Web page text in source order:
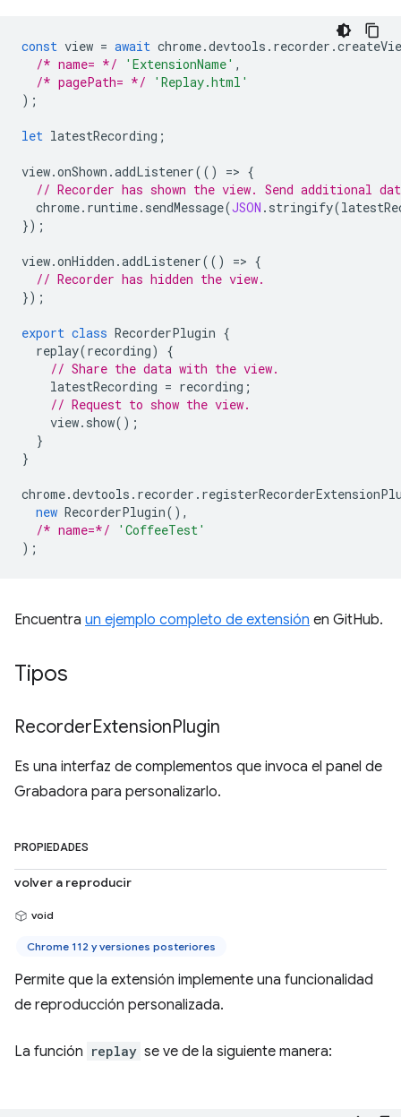
const view = await chrome.devtools . recorder .
/* name= */
'ExtensionName' ,
/* pagePath= */
'Replay.html'
);
let latestRecording ;
view.onShown .addListener(() => {
// Recorder has shown the view. Send additional
chrome. runtime. sendMessage(JSON . stringify(
});
view.onHidden .addListener(() => {
// Recorder has hidden the view.
});
export class RecorderPlugin {
replay(recording)
{
// Share the data with the view.
latestRecording = recording ;
// Request to show the view.
view. show();
}
}
chrome.devtools . recorder .
new RecorderPlugin(),
/* name=*/
'CoffeeTest'
);
Encuentra un ejemplo completo de extensión en GitHub.
Tipos
RecorderExtensionPlugin
Es una interfaz de complementos que invoca el panel de
Grabadora para personalizarlo.
PROPIEDADES
volver a reproducir
void
Chrome 112 y versiones posteriores
Permite que la extensión implemente una funcionalidad
de reproducción personalizada.
La función replay se ve de la siguiente manera: